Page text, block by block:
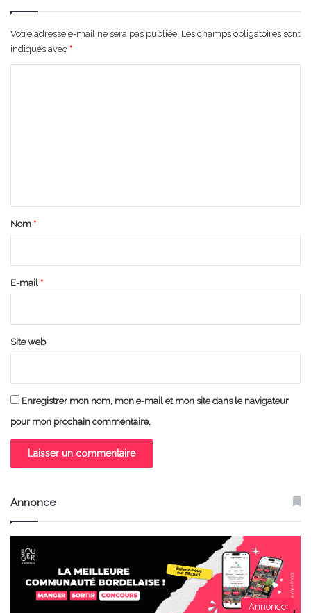
Votre adresse e-mail ne sera pas publiée. Les champs obligatoires sont
indiqués avec *
a
e
Nom *
E-mail *
Site web
Enregistrer mon nom, mon e-mail et mon site dans le navigateur
pour mon prochain commentaire.
Annonce
Annonce